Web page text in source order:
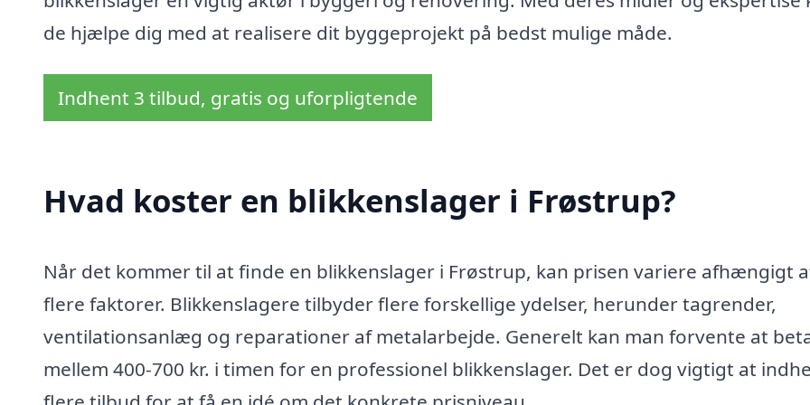
de hjælpe dig med at realisere dit byggeprojekt på bedst mulige måde.
Indhent 3 tilbud, gratis og uforpligtende
Hvad koster en blikkenslager i Frøstrup?
Når det kommer til at finde en blikkenslager i Frøstrup, kan prisen variere afhængigt
flere faktorer. Blikkenslagere tilbyder flere forskellige ydelser, herunder tagrender,
ventilationsanlæg og reparationer af metalarbejde. Generelt kan man forvente at
mellem 400-700 kr. i timen for en professionel blikkenslager. Det er dog vigtigt at